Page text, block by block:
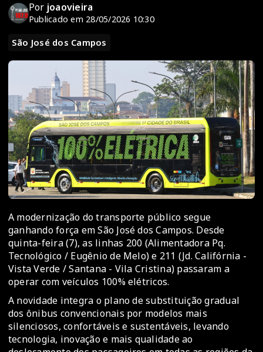
Por joaovieira
Publicado em 28/05/2026 10:30
São José dos Campos
A modernização do transporte público segue
ganhando força em São José dos Campos. Desde
quinta-feira (7), as linhas 200 (Alimentadora Pq.
Tecnológico / Eugênio de Melo) e 211 (Jd. Califórnia -
Vista Verde / Santana - Vila Cristina) passaram a
operar com veículos 100% elétricos.
A novidade integra o plano de substituição gradual
dos ônibus convencionais por modelos mais
silenciosos, confortáveis e sustentáveis, levando
tecnologia, inovação e mais qualidade ao